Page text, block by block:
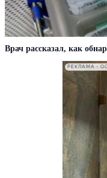
Врач рассказал, как